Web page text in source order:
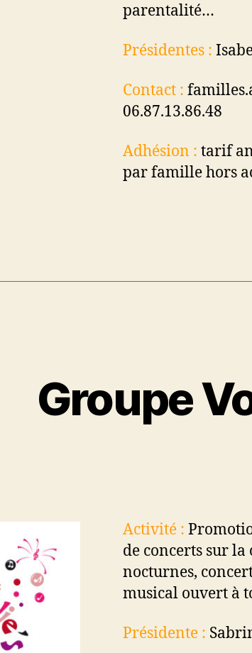
parentalité…
Présidentes :
Contact :
06.87.13.86.48
Adhésion : tarif
par famille hors
Groupe
Activité :
de concerts sur
nocturnes,
musical ouvert à
Présidente :